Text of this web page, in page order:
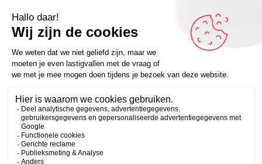
E-
mailadres
Inschrijven
FacebookInstagramLinkedInYouTubeSpotify